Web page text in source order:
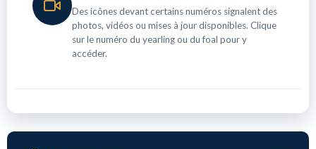
Des icônes devant certains numéros signalent des
photos, vidéos ou mises à jour disponibles. Clique
sur le numéro du yearling ou du foal pour y
accéder.